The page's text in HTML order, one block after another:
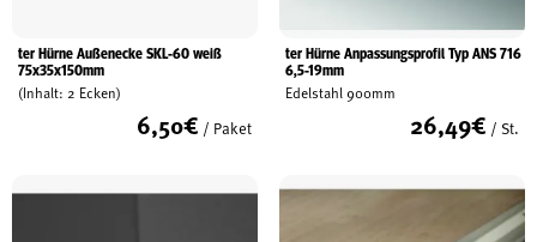
ter Hürne Außenecke SKL-60 weiß
75x35x150mm
(Inhalt: 2 Ecken)
6,50€ / Paket
ter Hürne Anpassungsprofil Typ ANS 716
6,5-19mm
Edelstahl 900mm
26,49€ / St.